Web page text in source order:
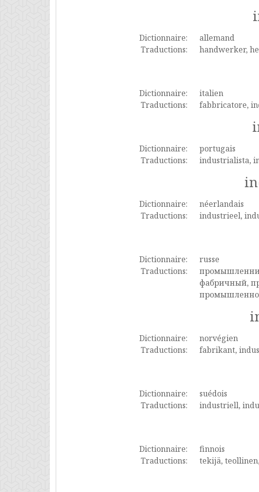
Dictionnaire:
allemand
Traductions:
handwerker,
Dictionnaire:
italien
Traductions:
fabbricatore,
Dictionnaire:
portugais
Traductions:
industrialista,
Dictionnaire:
néerlandais
Traductions:
industrieel,
Dictionnaire:
russe
Traductions:
фабричный,
Dictionnaire:
norvégien
Traductions:
fabrikant,
Dictionnaire:
suédois
Traductions:
industriell,
Dictionnaire:
finnois
Traductions:
tekijä,